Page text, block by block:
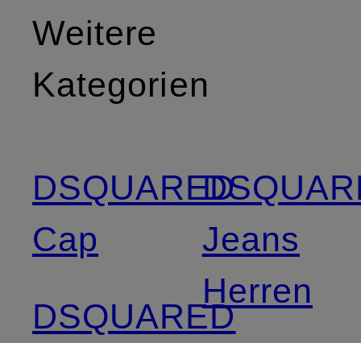
Weitere
Kategorien
DSQUARED
Cap
DSQUARED
Jeans
Herren